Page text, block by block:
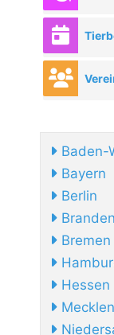
Baden-
Bayern
Berlin
Bremen
Hessen